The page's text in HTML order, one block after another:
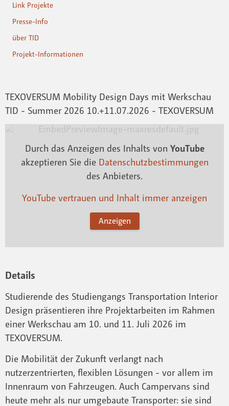
Link Projekte
Presse-Info
über TID
Projekt-Informationen
TEXOVERSUM Mobility Design Days mit Werkschau
TID - Summer 2026 10.+11.07.2026 - TEXOVERSUM
Durch das Anzeigen des Inhalts von YouTube
akzeptieren Sie die Datenschutzbestimmungen
des Anbieters.
YouTube vertrauen und Inhalt immer anzeigen
Anzeigen
Details
Studierende des Studiengangs Transportation Interior
Design präsentieren ihre Projektarbeiten im Rahmen
einer Werkschau am 10. und 11. Juli 2026 im
TEXOVERSUM.
Die Mobilität der Zukunft verlangt nach
nutzerzentrierten, flexiblen Lösungen - vor allem im
Innenraum von Fahrzeugen. Auch Campervans sind
heute mehr als nur umgebaute Transporter: sie sind